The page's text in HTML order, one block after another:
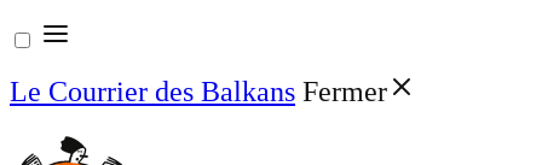
Aller
au
contenu
Le Courrier des Balkans Fermer